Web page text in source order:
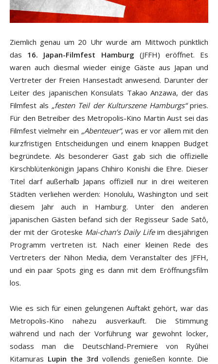
Ziemlich genau um 20 Uhr wurde am Mittwoch pünktlich
das 16. Japan-Filmfest Hamburg (JFFH) eröffnet. Es
waren auch diesmal wieder einige Gäste aus Japan und
Vertreter der Freien Hansestadt anwesend. Darunter der
Leiter des japanischen Konsulats Takao Anzawa, der das
Filmfest als „festen Teil der Kulturszene Hamburgs“pries.
Für den Betreiber des Metropolis-Kino Martin Aust sei das
Filmfest vielmehr ein „Abenteuer“, was er vor allem mit den
kurzfristigen Entscheidungen und einem knappen Budget
begründete. Als besonderer Gast gab sich die offizielle
Kirschblütenkönigin Japans Chihiro Konishi die Ehre. Dieser
Titel darf außerhalb Japans offiziell nur in drei weiteren
Städten verliehen werden: Honolulu, Washington und seit
diesem Jahr auch in Hamburg. Unter den anderen
japanischen Gästen befand sich der Regisseur Sade Satô,
der mit der Groteske Mai-chan’s Daily Lifeim diesjährigen
Programm vertreten ist. Nach einer kleinen Rede des
Vertreters der Nihon Media, dem Veranstalter des JFFH,
und ein paar Spots ging es dann mit dem Eröffnungsfilm
los.
Wie es sich für einen gelungenen Auftakt gehört, war das
Metropolis-Kino nahezu ausverkauft. Die Stimmung
während und nach der Vorführung war gewohnt locker,
sodass man die Deutschland-Premiere von Ryûhei
Kitamuras Lupin the 3rd vollends genießen konnte. Die